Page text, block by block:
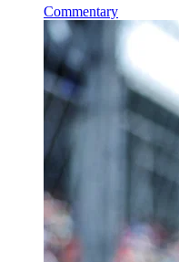
Commentary